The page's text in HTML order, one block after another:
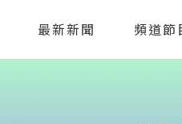
最新新聞 頻道節